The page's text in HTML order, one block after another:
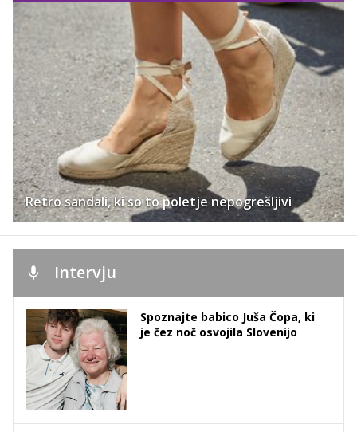
Retro sandali, ki so to poletje nepogrešljivi
Intervju
Spoznajte babico Juša Čopa, ki
je čez noč osvojila Slovenijo